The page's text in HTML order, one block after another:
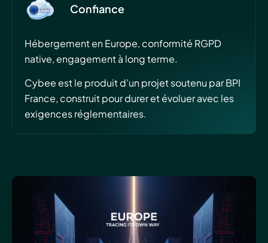
Confiance
Hébergement en Europe, conformité RGPD
native, engagement à long terme.
Cybee est le produit d’un projet soutenu par BPI
France, construit pour durer et évoluer avec les
exigences réglementaires.